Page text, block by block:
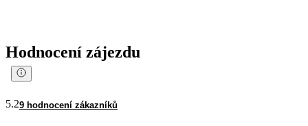
Hodnocení zájezdu
5.29 hodnocení zákazníků